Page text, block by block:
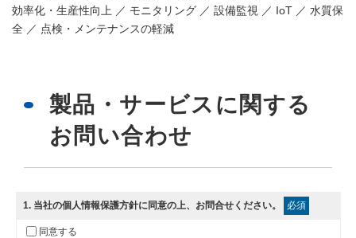
効率化・生産性向上
モニタリング 設備監視 IoT
水質保
全
点検・メンテナンスの軽減
製品・サービスに関する
お問い合わせ
1. 当社の個人情報保護方針に同意の上、お問合せください。 必須
同意する